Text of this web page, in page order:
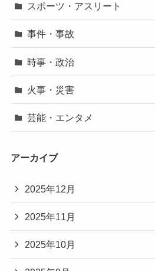
スポーツ・アスリート
事件・事故
時事・政治
火事・災害
芸能・エンタメ
アーカイブ
2025年12月
2025年11月
2025年10月